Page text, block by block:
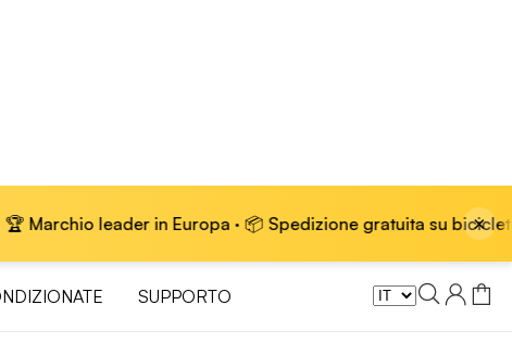
in Europa · 📦 Spedizione gratuita su biciclette elettriche×
SUPPORTO